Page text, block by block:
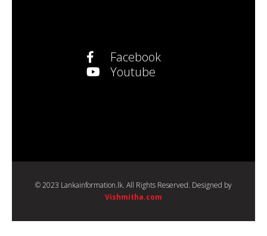
Facebook
Youtube
© 2023 Lankainformation.lk. All Rights Reserved. Designed by
Vishmitha.com